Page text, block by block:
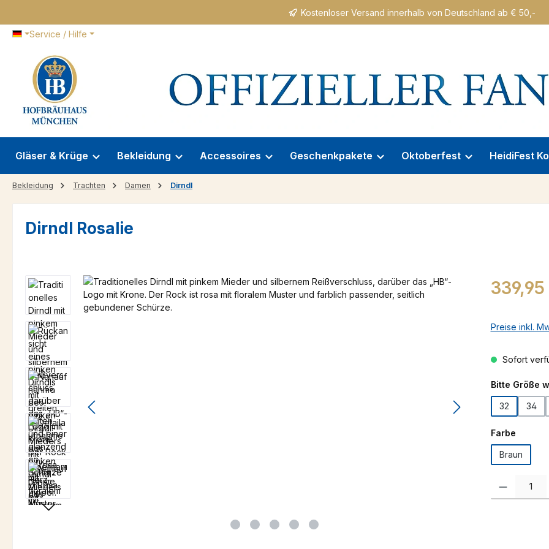
Kostenloser Versand innerhalb von Deutschland ab € 50,-
Service / Hilfe
Gläser & Krüge Bekleidung Accessoires Geschenkpakete Oktoberfest HeidiFest
Bekleidung Trachten Damen Dirndl
Dirndl Rosalie
Bildergalerie überspringen Regulärer
339,95
Preise inkl.
Sofort
Bitte Größe
32 34
Farbe
Braun
Produkt